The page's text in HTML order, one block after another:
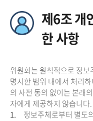
제6조 개
한 사항
위원회는 원칙적으로 정
명시한 범위 내에서 처리
의 사전 동의 없이는 본래
자에게 제공하지 않습니다.
1.
정보주체로부터 별도